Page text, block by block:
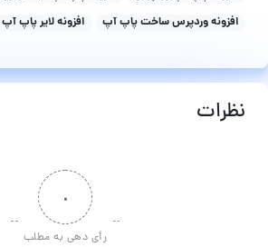
افزونه وردپرس ساخت پاپ آپ
افزونه لایر پاپ آپ
نظرات
۰
رأی دهی به مطلب